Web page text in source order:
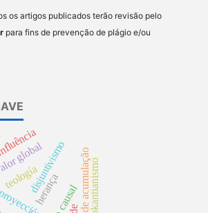
os artigos publicados terão revisão pelo
para fins de prevenção de plágio e/ou
global
disjuntivismo
teología neokantianismo
herança